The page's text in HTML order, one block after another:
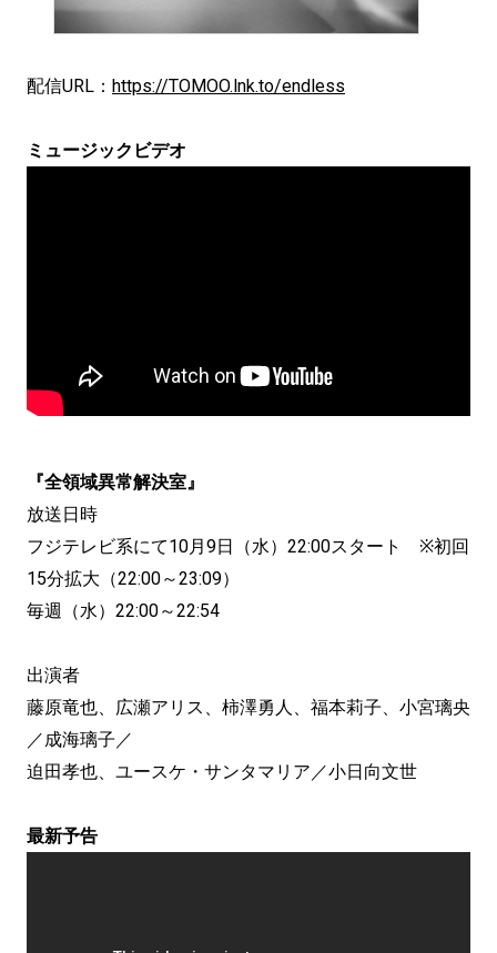
配信URL： https://TOMOO.lnk.to/endless
ミュージックビデオ
『全領域異常解決室』
放送日時
フジテレビ系にて10月9日（水）22:00スタート ※初回
15分拡大（22:00～23:09）
毎週（水）22:00～22:54
出演者
藤原竜也、広瀬アリス、柿澤勇人、福本莉子、小宮璃央
／成海璃子／
迫田孝也、ユースケ・サンタマリア／小日向文世
最新予告